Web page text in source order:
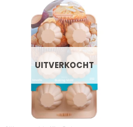
UITVERKOCHT